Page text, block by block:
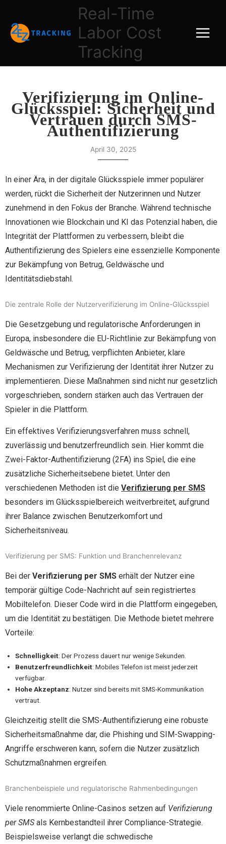
content
Real-Time
Labor Cost
Tracking
Verifizierung im Online-
Glücksspiel: Sicherheit und
Vertrauen durch SMS-
Authentifizierung
April 30, 2025
In einer Ära, in der digitale Glücksspiele immer populärer
werden, rückt die Sicherheit der Nutzerinnen und Nutzer
zunehmend in den Fokus der Branche. Während technische
Innovationen wie Blockchain und KI das Potenzial haben, die
Integrität der Plattformen zu verbessern, bleibt die
Authentifizierung des Spielers eine essenzielle Komponente
zur Bekämpfung von Betrug, Geldwäsche und
Identitätsdiebstahl.
Die zentrale Rolle der Nutzerverifizierung im Online-Glücksspiel
Die Gesetzgebung und regulatorische Anforderungen in
Europa, insbesondere die EU-Richtlinie zur Bekämpfung von
Geldwäsche und Betrug, verpflichten Anbieter, klare
Mechanismen zur Verifizierung der Identität ihrer Nutzer zu
implementieren. Diese Maßnahmen sind nicht nur gesetzlich
vorgeschrieben, sondern stärken auch das Vertrauen der
Spieler in die Plattform.
Ein effektives Verifizierungsverfahren muss schnell,
zuverlässig und benutzerfreundlich sein. Hier kommt die
Zwei-Faktor-Authentifizierung (2FA) ins Spiel, die eine
zusätzliche Sicherheitsebene bietet. Unter den
verschiedenen Methoden ist die Verifizierung per SMS
besonders im Glücksspielbereich weitverbreitet, aufgrund
ihrer Balance zwischen Benutzerkomfort und
Sicherheitsniveau.
Verifizierung per SMS: Funktion und Branchenrelevanz
Bei der Verifizierung per SMS erhält der Nutzer eine
temporär gültige Code-Nachricht auf sein registriertes
Mobiltelefon. Dieser Code wird in die Plattform eingegeben,
um die Identität zu bestätigen. Die Methode bietet mehrere
Vorteile:
Schnelligkeit: Der Prozess dauert nur wenige Sekunden.
Benutzerfreundlichkeit: Mobiles Telefon ist meist jederzeit
verfügbar.
Hohe Akzeptanz: Nutzer sind bereits mit SMS-Kommunikation
vertraut.
Gleichzeitig stellt die SMS-Authentifizierung eine robuste
Sicherheitsmaßnahme dar, die Phishing und SIM-Swapping-
Angriffe erschweren kann, sofern die Nutzer zusätzlich
Schutzmaßnahmen ergreifen.
Branchenbeispiele und regulatorische Rahmenbedingungen
Viele renommierte Online-Casinos setzen auf Verifizierung
per SMS als Kernbestandteil ihrer Compliance-Strategie.
Beispielsweise verlangt die schwedische